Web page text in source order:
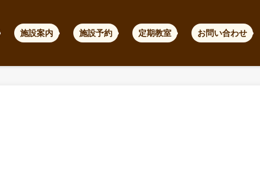
施設案内 施設予約 定期教室 お問い合わせ